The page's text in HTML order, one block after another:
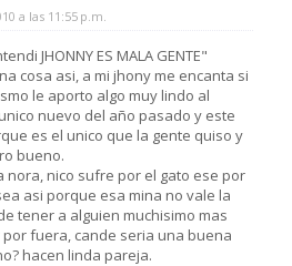
a las 11:55 p.m.
JHONNY ES MALA GENTE"
cosa asi, a mi jhony me encanta si
le aporto algo muy lindo al
nuevo del año pasado y este
es el unico que la gente quiso y
bueno.
nora, nico sufre por el gato ese por
asi porque esa mina no vale la
tener a alguien muchisimo mas
fuera, cande seria una buena
hacen linda pareja.